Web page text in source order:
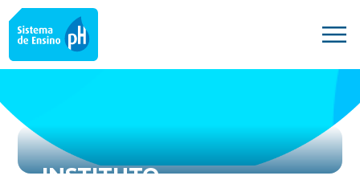
INSTITUTO